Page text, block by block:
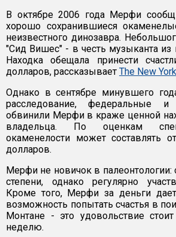
В октябре 2006 года Мерфи
хорошо сохранившиеся
неизвестного динозавра.
"Сид Вишес" - в честь музыканта из
Находка обещала принести
долларов, рассказывает The New
Однако в сентябре минувшего
расследование, федеральные
обвинили Мерфи в краже ценной
владельца. По оценкам
окаменелости может составлять
долларов.
Мерфи не новичок в палеонтологии:
степени, однако регулярно
Кроме того, Мерфи за деньги
возможность попытать счастья в
Монтане - это удовольствие
неделю.